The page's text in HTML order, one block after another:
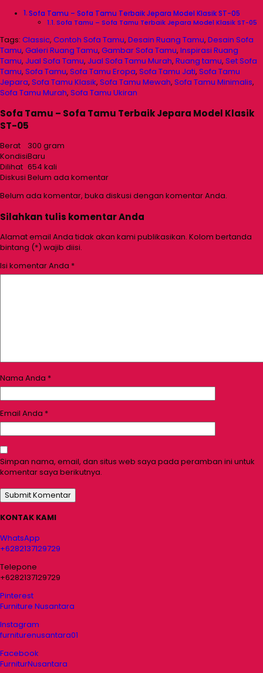
Sofa Tamu – Sofa Tamu Terbaik Jepara Model Klasik ST-05
Sofa Tamu – Sofa Tamu Terbaik Jepara Model Klasik ST-05
Tags: Classic, Contoh Sofa Tamu, Desain Ruang Tamu, Desain Sofa
Tamu, Galeri Ruang Tamu, Gambar Sofa Tamu, Inspirasi Ruang
Tamu, Jual Sofa Tamu, Jual Sofa Tamu Murah, Ruang tamu, Set Sofa
Tamu, Sofa Tamu, Sofa Tamu Eropa, Sofa Tamu Jati, Sofa Tamu
Jepara, Sofa Tamu Klasik, Sofa Tamu Mewah, Sofa Tamu Minimalis,
Sofa Tamu Murah, Sofa Tamu Ukiran
Sofa Tamu – Sofa Tamu Terbaik Jepara Model Klasik
ST-05
Berat
300 gram
KondisiBaru
Dilihat 654 kali
Diskusi Belum ada komentar
Belum ada komentar, buka diskusi dengan komentar Anda.
Silahkan tulis komentar Anda
Alamat email Anda tidak akan kami publikasikan. Kolom bertanda
bintang (*) wajib diisi.
Isi komentar Anda *
Nama Anda *
Email Anda *
Simpan nama, email, dan situs web saya pada peramban ini untuk
komentar saya berikutnya.
KONTAK KAMI
WhatsApp
+6282137129729
Telepone
+6282137129729
Pinterest
Furniture Nusantara
Instagram
furniturenusantara01
Facebook
FurniturNusantara